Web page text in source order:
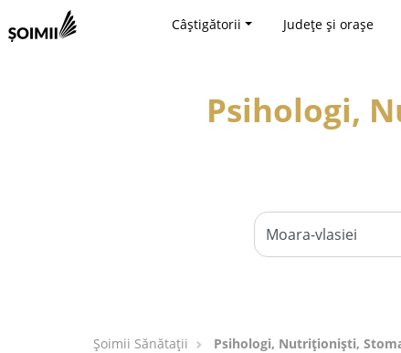
Câștigătorii Județe și orașe
Psihologi,
Şoimii Sănătații Psihologi, Nutriționiști,